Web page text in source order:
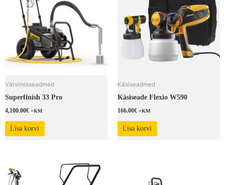
Värvimisseadmed
Superfinish 33 Pro
4,100.00€ +KM
Lisa korvi
Käsiseadmed
Käsiseade Flexio W590
166.00€ +KM
Lisa korvi